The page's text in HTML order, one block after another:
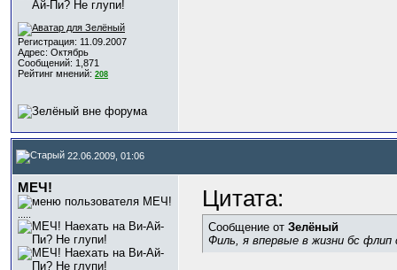
Регистрация: 11.09.2007
Адрес: Октябрь
Сообщений: 1,871
Рейтинг мнений: 208
22.06.2009, 01:06
МЕЧ! Цитата:
Сообщение от Зелёный
Филь, я впервые в жизни бс флип